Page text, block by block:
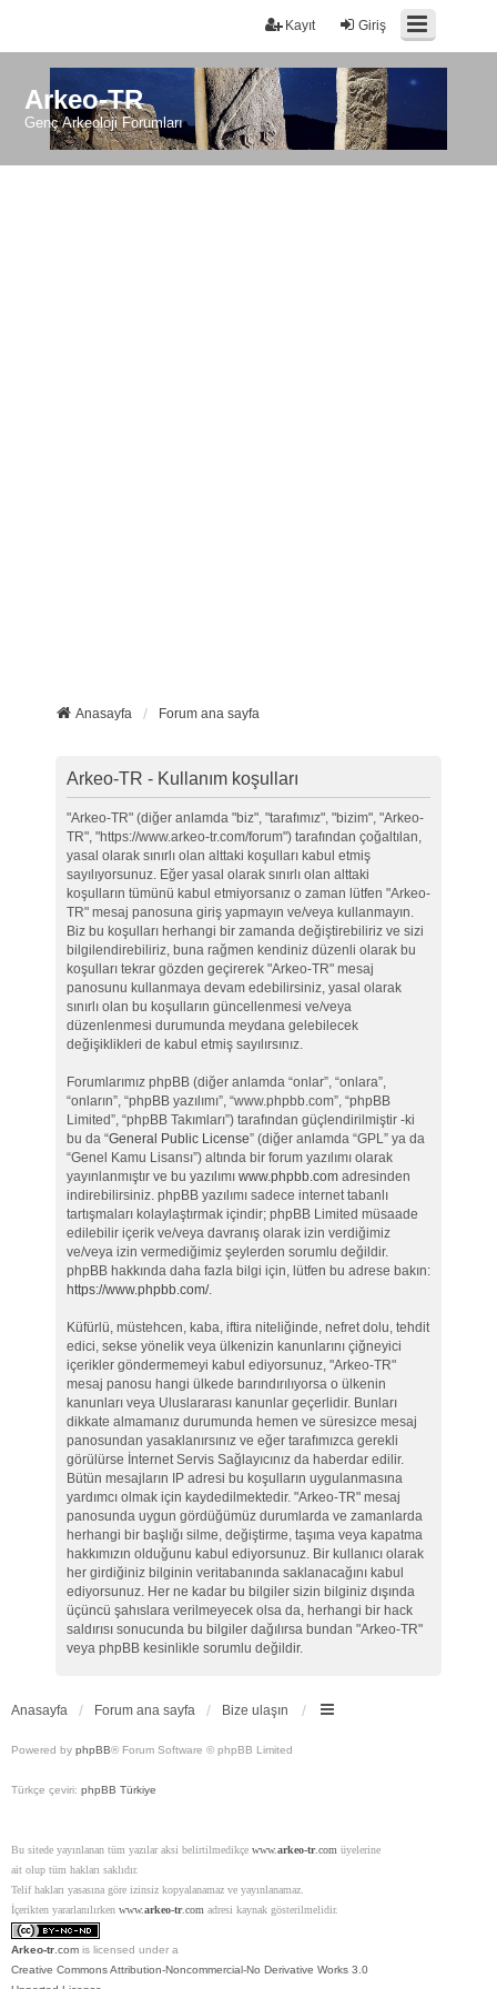
Giriş
Kayıt
Arkeo-TR
Genç Arkeoloji Forumları
Anasayfa Forum ana sayfa
Arkeo-TR - Kullanım koşulları
"Arkeo-TR" (diğer anlamda "biz", "tarafımız", "bizim", "Arkeo-
TR", "https://www.arkeo-tr.com/forum") tarafından çoğaltılan,
yasal olarak sınırlı olan alttaki koşulları kabul etmiş
sayılıyorsunuz. Eğer yasal olarak sınırlı olan alttaki
koşulların tümünü kabul etmiyorsanız o zaman lütfen "Arkeo-
TR" mesaj panosuna giriş yapmayın ve/veya kullanmayın.
Biz bu koşulları herhangi bir zamanda değiştirebiliriz ve sizi
bilgilendirebiliriz, buna rağmen kendiniz düzenli olarak bu
koşulları tekrar gözden geçirerek "Arkeo-TR" mesaj
panosunu kullanmaya devam edebilirsiniz, yasal olarak
sınırlı olan bu koşulların güncellenmesi ve/veya
düzenlenmesi durumunda meydana gelebilecek
değişiklikleri de kabul etmiş sayılırsınız.
Forumlarımız phpBB (diğer anlamda “onlar”, “onlara”,
“onların”, “phpBB yazılımı”, “www.phpbb.com”, “phpBB
Limited”, “phpBB Takımları”) tarafından güçlendirilmiştir -ki
bu da “General Public License” (diğer anlamda “GPL” ya da
“Genel Kamu Lisansı”) altında bir forum yazılımı olarak
yayınlanmıştır ve bu yazılımı www.phpbb.comadresinden
indirebilirsiniz. phpBB yazılımı sadece internet tabanlı
tartışmaları kolaylaştırmak içindir; phpBB Limited müsaade
edilebilir içerik ve/veya davranış olarak izin verdiğimiz
ve/veya izin vermediğimiz şeylerden sorumlu değildir.
phpBB hakkında daha fazla bilgi için, lütfen bu adrese bakın:
https://www.phpbb.com/.
Küfürlü, müstehcen, kaba, iftira niteliğinde, nefret dolu, tehdit
edici, sekse yönelik veya ülkenizin kanunlarını çiğneyici
içerikler göndermemeyi kabul ediyorsunuz, "Arkeo-TR"
mesaj panosu hangi ülkede barındırılıyorsa o ülkenin
kanunları veya Uluslararası kanunlar geçerlidir. Bunları
dikkate almamanız durumunda hemen ve süresizce mesaj
panosundan yasaklanırsınız ve eğer tarafımızca gerekli
görülürse İnternet Servis Sağlayıcınız da haberdar edilir.
Bütün mesajların IP adresi bu koşulların uygulanmasına
yardımcı olmak için kaydedilmektedir. "Arkeo-TR" mesaj
panosunda uygun gördüğümüz durumlarda ve zamanlarda
herhangi bir başlığı silme, değiştirme, taşıma veya kapatma
hakkımızın olduğunu kabul ediyorsunuz. Bir kullanıcı olarak
her girdiğiniz bilginin veritabanında saklanacağını kabul
ediyorsunuz. Her ne kadar bu bilgiler sizin bilginiz dışında
üçüncü şahıslara verilmeyecek olsa da, herhangi bir hack
saldırısı sonucunda bu bilgiler dağılırsa bundan "Arkeo-TR"
veya phpBB kesinlikle sorumlu değildir.
Anasayfa Forum ana sayfa Bize ulaşın
Powered by phpBB® Forum Software © phpBB Limited
Türkçe çeviri: phpBB Türkiye
Bu sitede yayınlanan tüm yazılar aksi belirtilmedikçe www.arkeo-tr.com üyelerine
ait olup tüm hakları saklıdır.
Telif hakları yasasına göre izinsiz kopyalanamaz ve yayınlanamaz.
İçerikten yararlanılırken www.arkeo-tr.com adresi kaynak gösterilmelidir.
Arkeo-tr .com is licensed under a
Creative Commons Attribution-Noncommercial-No Derivative Works 3.0